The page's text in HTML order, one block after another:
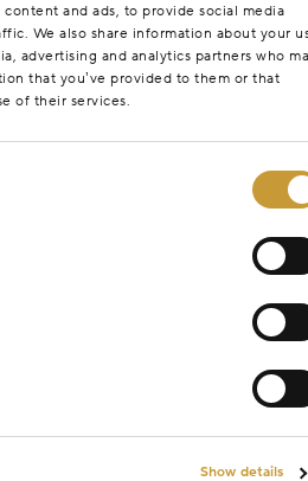
and ads, to provide social media
We also share information about your
advertising and analytics partners who
that you’ve provided to them or that
of their services.
Show details